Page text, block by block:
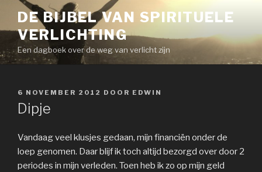
inhoud
springen
DE BIJBEL VAN SPIRITUELE
VERLICHTING
Een dagboek over de weg van verlicht zijn
GEPLAATST
OP
6 NOVEMBER 2012 DOOR EDWIN
Dipje
Vandaag veel klusjes gedaan, mijn financiën onder de
loep genomen. Daar blijf ik toch altijd bezorgd over door 2
periodes in mijn verleden. Toen heb ik zo op mijn geld